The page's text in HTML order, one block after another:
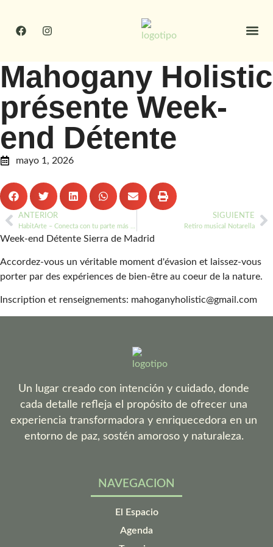
Mahogany Holistic
présente Week-
end Détente
mayo 1, 2026
ANTERIOR SIGUIENTE
Retiro musical Notarella
Week-end Détente Sierra de Madrid
Accordez-vous un véritable moment d'évasion et laissez-vous
porter par des expériences de bien-être au coeur de la nature.
Inscription et renseignements: mahoganyholistic@gmail.com
Un lugar creado con intención y cuidado, donde
cada detalle refleja el propósito de ofrecer una
experiencia transformadora y enriquecedora en un
entorno de paz, sostén amoroso y naturaleza.
NAVEGACION
El Espacio
Agenda